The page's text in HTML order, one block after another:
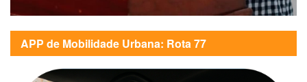
APP de Mobilidade Urbana: Rota 77